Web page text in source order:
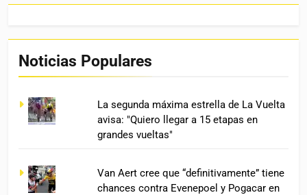
Noticias Populares
La segunda máxima estrella de La Vuelta
avisa: "Quiero llegar a 15 etapas en
grandes vueltas"
Van Aert cree que “definitivamente” tiene
chances contra Evenepoel y Pogacar en